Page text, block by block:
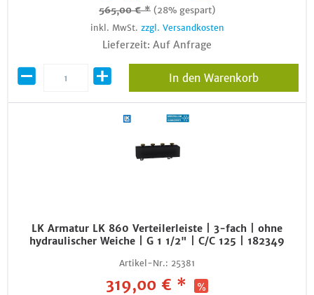
565,00 € * (28% gespart)
inkl. MwSt. zzgl. Versandkosten
Lieferzeit: Auf Anfrage
In den Warenkorb
LK Armatur LK 860 Verteilerleiste | 3-fach | ohne
hydraulischer Weiche | G 1 1/2" | C/C 125 | 182349
Artikel-Nr.: 25381
319,00 € *